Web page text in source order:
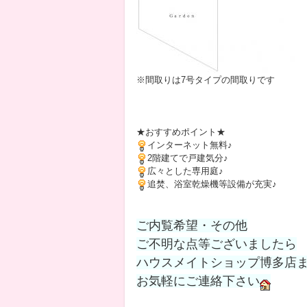
※間取りは7号タイプの間取りです
★おすすめポイント★
インターネット無料♪
2階建てで戸建気分♪
広々とした専用庭♪
追焚、浴室乾燥機等設備が充実♪
ご内覧希望・その他
ご不明な点等ございましたら
ハウスメイトショップ博多店
お気軽にご連絡下さい